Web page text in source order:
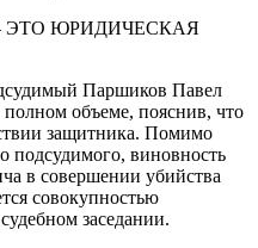
ЮРИДИЧЕСКАЯ
Паршиков Павел
объеме, пояснив, что
защитника. Помимо
подсудимого, виновность
в совершении убийства
совокупностью
заседании.